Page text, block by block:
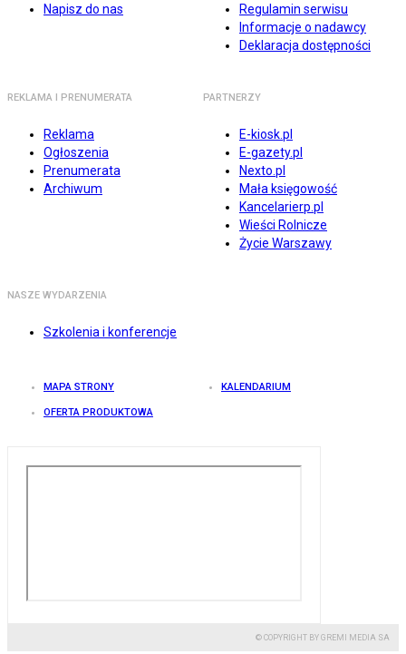
Napisz do nas
Regulamin serwisu
Informacje o nadawcy
Deklaracja dostępności
REKLAMA I PRENUMERATA
Reklama
Ogłoszenia
Prenumerata
Archiwum
PARTNERZY
E-kiosk.pl
E-gazety.pl
Nexto.pl
Mała księgowość
Kancelarierp.pl
Wieści Rolnicze
Życie Warszawy
NASZE WYDARZENIA
Szkolenia i konferencje
MAPA STRONY KALENDARIUM
OFERTA PRODUKTOWA
© COPYRIGHT BY GREMI MEDIA SA